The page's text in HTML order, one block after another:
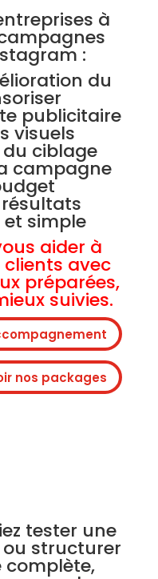
à
:
du
publicitaire
visuels
ciblage
campagne
résultats
et simple
aider à
avec
préparées,
suivies.
nos packages
tester une
structurer